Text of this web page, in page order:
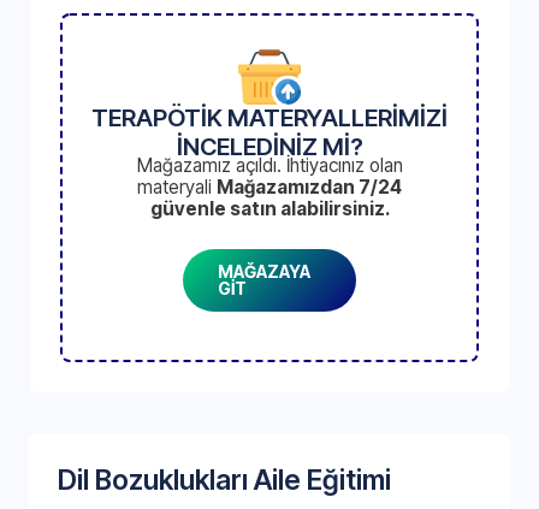
TERAPÖTİK MATERYALLERİMİZİ
İNCELEDİNİZ Mİ?
Mağazamız açıldı. İhtiyacınız olan
materyali Mağazamızdan 7/24
güvenle satın alabilirsiniz.
MAĞAZAYA
GİT
Dil Bozuklukları Aile Eğitimi